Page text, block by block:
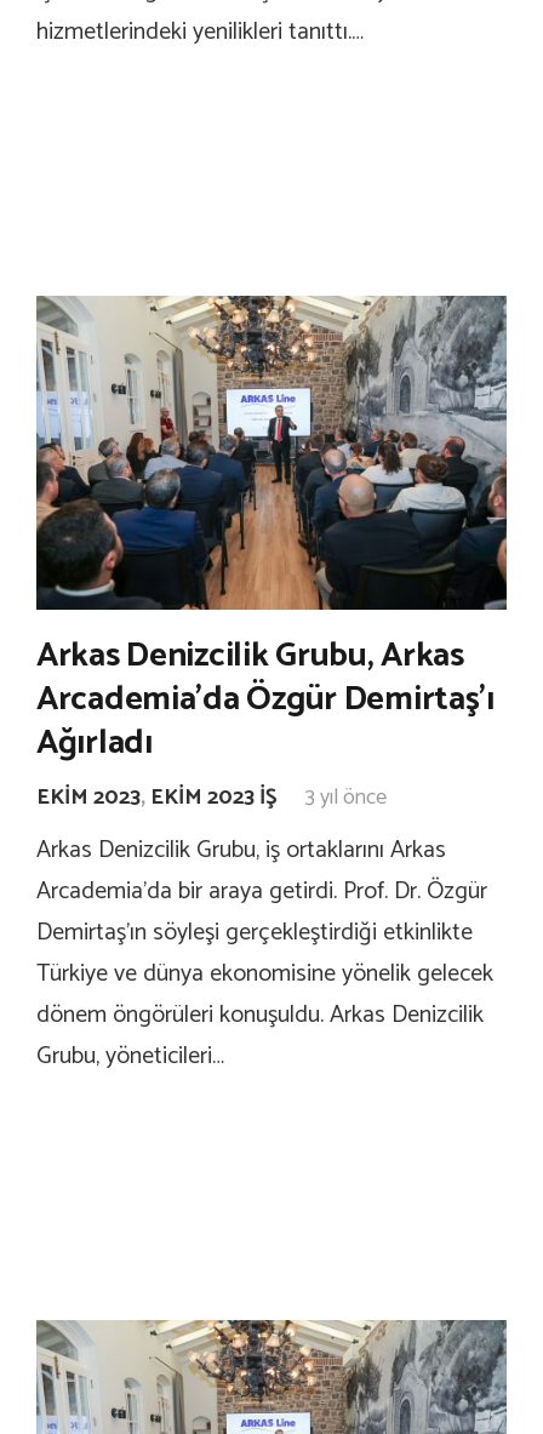
hizmetlerindeki yenilikleri tanıttı.…
Arkas Denizcilik Grubu, Arkas
Arcademia’da Özgür Demirtaş’ı
Ağırladı
EKIM 2023, EKIM 2023 İŞ 3 yıl önce
Arkas Denizcilik Grubu, iş ortaklarını Arkas
Arcademia’da bir araya getirdi. Prof. Dr. Özgür
Demirtaş’ın söyleşi gerçekleştirdiği etkinlikte
Türkiye ve dünya ekonomisine yönelik gelecek
dönem öngörüleri konuşuldu. Arkas Denizcilik
Grubu, yöneticileri…